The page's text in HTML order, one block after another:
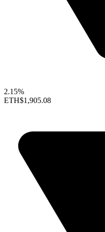
2.15%
ETH$1,905.08